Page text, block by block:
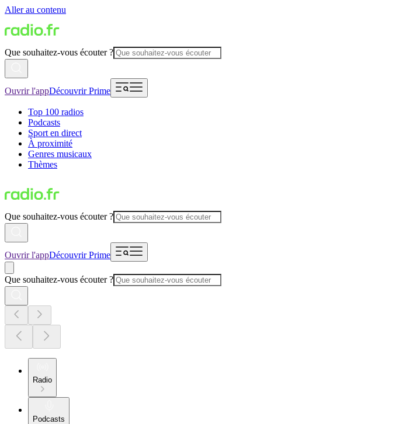
Aller au contenu
Que souhaitez-vous écouter ?
Ouvrir l'appDécouvrir Prime
Top 100 radios
Podcasts
Sport en direct
À proximité
Genres musicaux
Thèmes
Que souhaitez-vous écouter ?
Ouvrir l'appDécouvrir Prime
Que souhaitez-vous écouter ?
Radio
Podcasts